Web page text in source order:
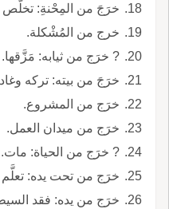
خرَجَ من المِحْنةِ: تخلَّص
خرج من المُشْكلة.
? خرَج من ثيابه: مَزَّقها.
خرَجَ من بيته: تركه
خرَج من المشروع.
خرَج من ميدان العمل.
? خرَج من الحياة: مات.
خرَج من تحت يده: تعلَّم
خرَج من يده: فقد